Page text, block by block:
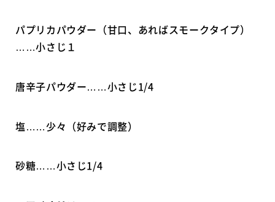
パプリカパウダー（甘口、あればスモークタイプ）
……小さじ１
唐辛子パウダー……小さじ1/4
塩……少々（好みで調整）
砂糖……小さじ1/4